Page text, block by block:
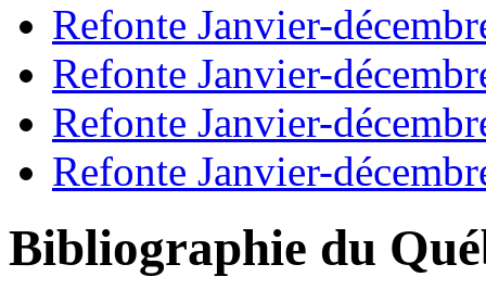
Refonte Janvier-
Refonte Janvier-
Refonte Janvier-
Refonte Janvier-
Bibliographie du